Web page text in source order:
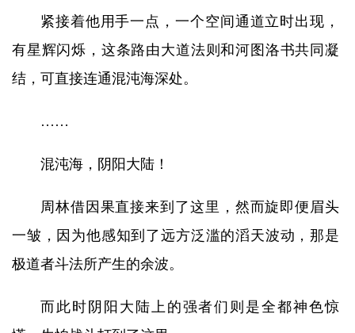
紧接着他用手一点，一个空间通道立时出现，
有星辉闪烁，这条路由大道法则和河图洛书共同凝
结，可直接连通混沌海深处。
……
混沌海，阴阳大陆！
周林借因果直接来到了这里，然而旋即便眉头
一皱，因为他感知到了远方泛滥的滔天波动，那是
极道者斗法所产生的余波。
而此时阴阳大陆上的强者们则是全都神色惊